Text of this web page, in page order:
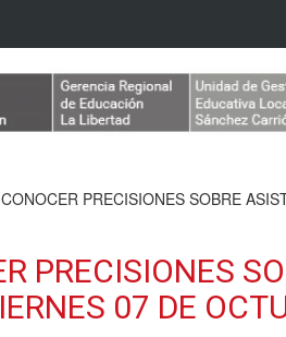
PRECISIONES SOBRE
PRECISIONES
07 DE